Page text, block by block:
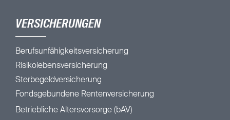
VERSICHERUNGEN
Berufsunfähigkeitsversicherung
Risikolebensversicherung
Sterbegeldversicherung
Fondsgebundene Rentenversicherung
Betriebliche Altersvorsorge (bAV)